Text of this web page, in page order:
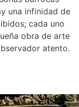
una infinidad de
cada uno
obra de arte
atento.